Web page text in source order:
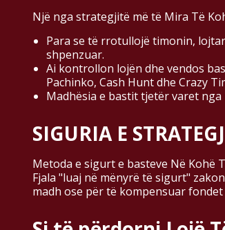
Një nga strategjitë më të Mira Të
Para se të rrotullojë timonin,
shpenzuar.
Ai kontrollon lojën dhe vendos
Pachinko, Cash Hunt dhe Crazy
Madhësia e bastit tjetër varet
SIGURIA E
Metoda e sigurt e basteve Në Kohë
Fjala "luaj në mënyrë të sigurt"
madh ose për të kompensuar